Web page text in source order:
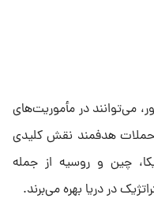
می‌توانند در مأموریت‌های
حملات هدفمند نقش کلیدی
چین و روسیه از جمله
در دریا بهره می‌برند.